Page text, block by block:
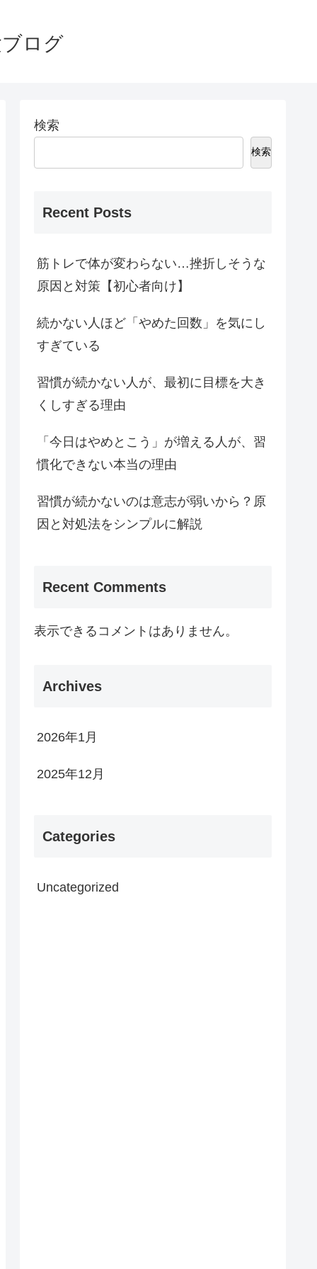
ログ
検索
検索
Recent Posts
筋トレで体が変わらない…挫折しそうな
原因と対策【初心者向け】
続かない人ほど「やめた回数」を気にし
すぎている
習慣が続かない人が、最初に目標を大き
くしすぎる理由
「今日はやめとこう」が増える人が、習
慣化できない本当の理由
習慣が続かないのは意志が弱いから？原
因と対処法をシンプルに解説
Recent Comments
表示できるコメントはありません。
Archives
2026年1月
2025年12月
Categories
Uncategorized